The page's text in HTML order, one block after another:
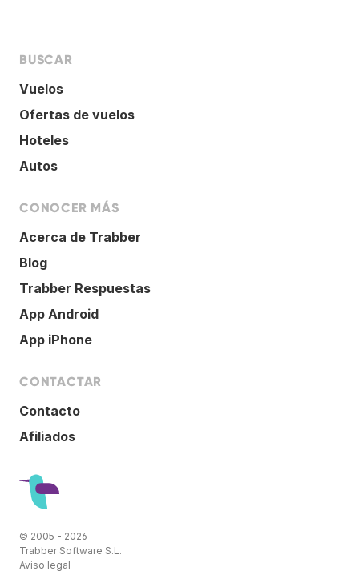
BUSCAR
Vuelos
Ofertas de vuelos
Hoteles
Autos
CONOCER MÁS
Acerca de Trabber
Blog
Trabber Respuestas
App Android
App iPhone
CONTACTAR
Contacto
Afiliados
© 2005 - 2026
Trabber Software S.L.
Aviso legal